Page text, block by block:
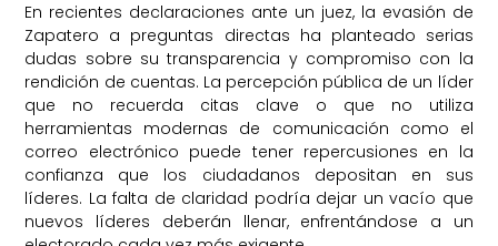
En recientes declaraciones ante un juez, la evasión de
Zapatero a preguntas directas ha planteado serias
dudas sobre su transparencia y compromiso con la
rendición de cuentas. La percepción pública de un líder
que no recuerda citas clave o que no utiliza
herramientas modernas de comunicación como el
correo electrónico puede tener repercusiones en la
confianza que los ciudadanos depositan en sus
líderes. La falta de claridad podría dejar un vacío que
nuevos líderes deberán llenar, enfrentándose a un